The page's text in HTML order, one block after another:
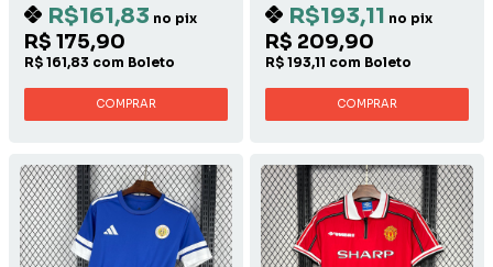
R$161,83 no pix
R$ 175,90
R$ 161,83 com Boleto
COMPRAR
R$193,11 no pix
R$ 209,90
R$ 193,11 com Boleto
COMPRAR